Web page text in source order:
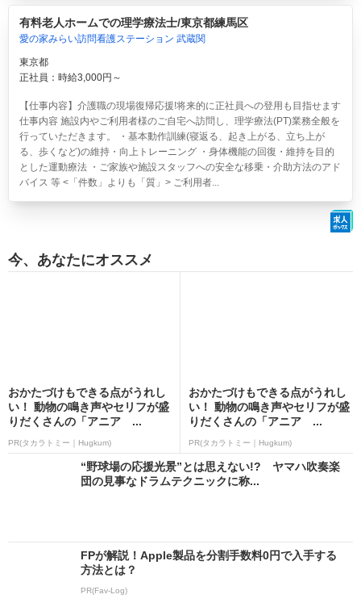
有料老人ホームでの理学療法士/東京都練馬区
愛の家みらい訪問看護ステーション 武蔵関
東京都
正社員：時給3,000円～
【仕事内容】介護職の現場復帰応援!将来的に正社員への登用も目指せます
仕事内容 施設内やご利用者様のご自宅へ訪問し、理学療法(PT)業務全般を
行っていただきます。 ・基本動作訓練(寝返る、起き上がる、立ち上が
る、歩くなど)の維持・向上トレーニング ・身体機能の回復・維持を目的
とした運動療法 ・ご家族や施設スタッフへの安全な移乗・介助方法のアド
バイス 等 <「件数」よりも「質」> ご利用者...
今、あなたにオススメ
おかたづけもできる点がうれし
い！ 動物の鳴き声やセリフが盛
りだくさんの「アニア ...
PR(タカラトミー｜Hugkum)
おかたづけもできる点がうれし
い！ 動物の鳴き声やセリフが盛
りだくさんの「アニア ...
PR(タカラトミー｜Hugkum)
“野球場の応援光景”とは思えない!? ヤマハ吹奏楽
団の見事なドラムテクニックに称...
FPが解説！Apple製品を分割手数料0円で入手する
方法とは？
PR(Fav-Log)